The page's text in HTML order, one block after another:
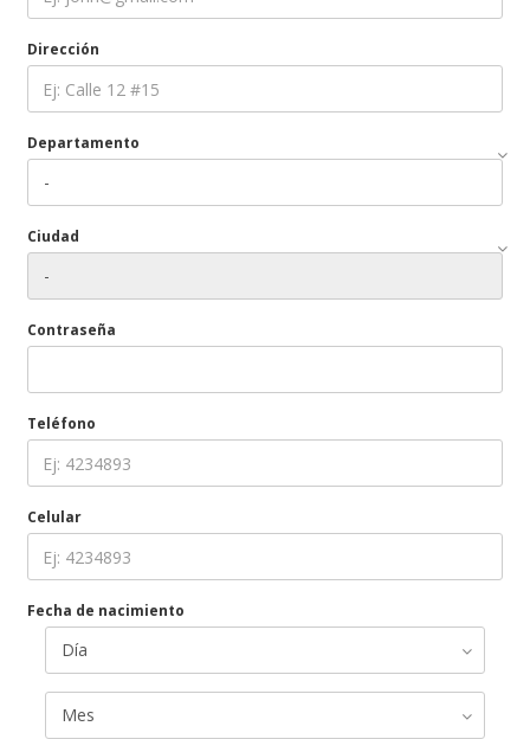
Dirección
Departamento
Ciudad
Contraseña
Teléfono
Celular
Fecha de nacimiento